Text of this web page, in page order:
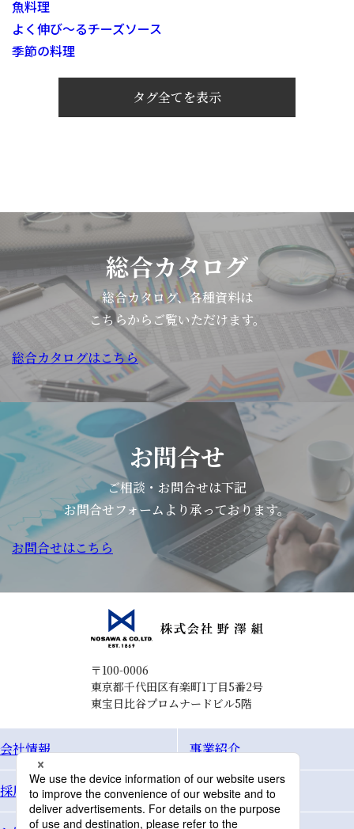
魚料理
よく伸び～るチーズソース
季節の料理
タグ全てを表示
総合カタログ
総合カタログ、各種資料は
こちらからご覧いただけます。
総合カタログはこちら
お問合せ
ご相談・お問合せは下記
お問合せフォームより承っております。
お問合せはこちら
〒100-0006
東京都千代田区有楽町1丁目5番2号
東宝日比谷プロムナードビル5階
会社情報 事業紹介
採用情報 Topics